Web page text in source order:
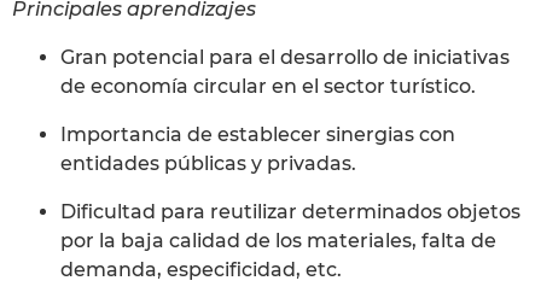
Principales aprendizajes
Gran potencial para el desarrollo de iniciativas
de economía circular en el sector turístico.
Importancia de establecer sinergias con
entidades públicas y privadas.
Dificultad para reutilizar determinados objetos
por la baja calidad de los materiales, falta de
demanda, especificidad, etc.